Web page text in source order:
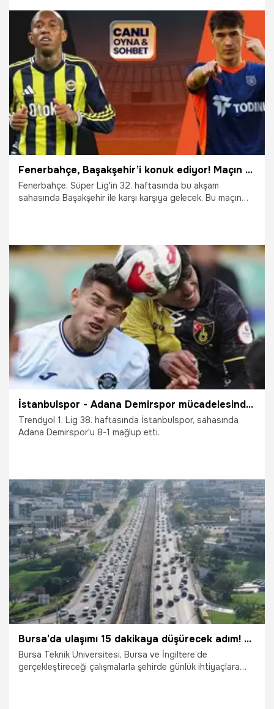
9.05.2026 İddaa
Fenerbahçe, Başakşehir’i konuk ediyor! Maçın heyecanı Misli'de
Fenerbahçe, Süper Lig'in 32. haftasında bu akşam
sahasında Başakşehir ile karşı karşıya gelecek. Bu maçın
İddaa
İstanbulspor - Adana Demirspor mücadelesinde gol yağmuru: 8-1
Trendyol 1. Lig 38. haftasında İstanbulspor, sahasında
Adana Demirspor'u 8-1 mağlup etti.
1.05.2026 TFF 1.Lig
Bursa’da ulaşımı 15 dakikaya düşürecek adım! Avrupa ülkesi örnek olacak
Bursa Teknik Üniversitesi, Bursa ve İngiltere’de
gerçekleştireceği çalışmalarla şehirde günlük ihtiyaçlara